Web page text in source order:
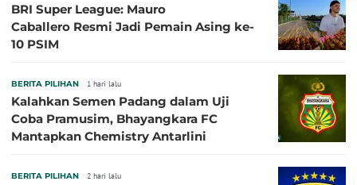
BRI Super League: Mauro
Caballero Resmi Jadi Pemain Asing ke-
10 PSIM
BERITA PILIHAN 1 hari lalu
Kalahkan Semen Padang dalam Uji
Coba Pramusim, Bhayangkara FC
Mantapkan Chemistry Antarlini
BERITA PILIHAN 2 hari lalu